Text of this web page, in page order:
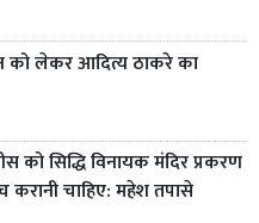
को लेकर आदित्य ठाकरे का
को सिद्धि विनायक मंदिर प्रकरण
चाहिए: महेश तपासे